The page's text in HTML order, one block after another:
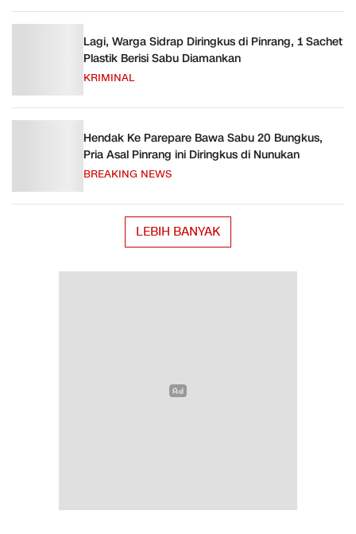
Lagi, Warga Sidrap Diringkus di Pinrang, 1 Sachet
Plastik Berisi Sabu Diamankan
KRIMINAL
Hendak Ke Parepare Bawa Sabu 20 Bungkus,
Pria Asal Pinrang ini Diringkus di Nunukan
BREAKING NEWS
LEBIH BANYAK